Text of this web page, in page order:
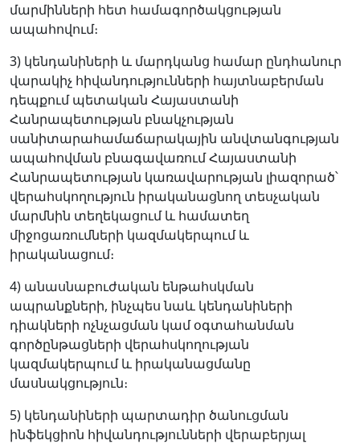
մարմինների հետ համագործակցության
ապահովում։
3) կենդանիների և մարդկանց համար ընդհանուր
վարակիչ հիվանդությունների հայտնաբերման
դեպքում պետական Հայաստանի
Հանրապետության բնակչության
սանիտարահամաճարակային անվտանգության
ապահովման բնագավառում Հայաստանի
Հանրապետության կառավարության լիազորած՝
վերահսկողություն իրականացնող տեսչական
մարմնին տեղեկացում և համատեղ
միջոցառումների կազմակերպում և
իրականացում։
4) անասնաբուժական ենթահսկման
ապրանքների, ինչպես նաև կենդանիների
դիակների ոչնչացման կամ օգտահանման
գործընթացների վերահսկողության
կազմակերպում և իրականացմանը
մասնակցություն։
5) կենդանիների պարտադիր ծանուցման
ինֆեկցիոն հիվանդությունների վերաբերյալ